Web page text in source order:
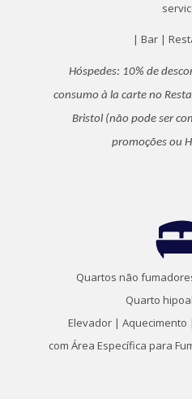
| Bar |
Hóspedes: 10% de
consumo à la carte no
Bristol (não pode ser
promoções ou
Quartos não
Quarto
Elevador |Aquecimento |
com Área Específica para